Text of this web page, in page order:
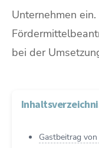
Unternehmen
bei der
Gastbeitrag